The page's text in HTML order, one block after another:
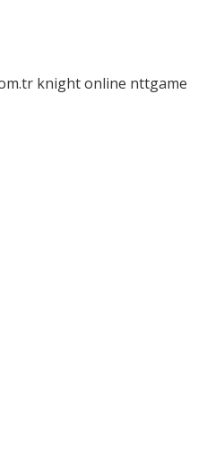
knight online nttgame